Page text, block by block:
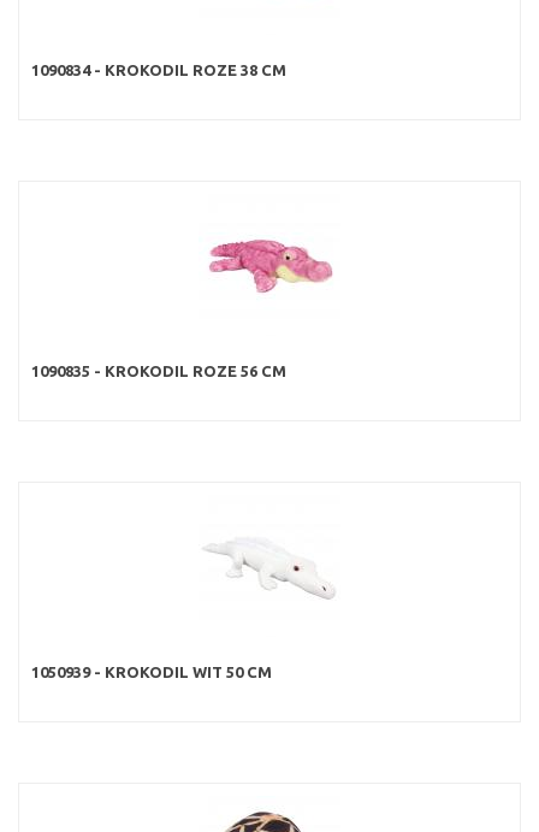
1090834 - KROKODIL ROZE 38 CM
1090835 - KROKODIL ROZE 56 CM
1050939 - KROKODIL WIT 50 CM